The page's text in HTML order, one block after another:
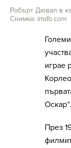
Робърт Дювал в
Снимка: imdb.com
играе
Оскар“.
През